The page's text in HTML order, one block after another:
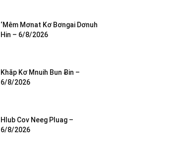
‘Mêm Mơnat Kơ Bơngai Dơnuh
Hin – 6/8/2026
Khăp Kơ Mnuih Bun Ƀin –
6/8/2026
Hlub Cov Neeg Pluag –
6/8/2026